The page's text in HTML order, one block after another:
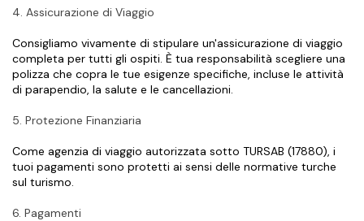
4. Assicurazione di Viaggio
Consigliamo vivamente di stipulare un'assicurazione di viaggio
completa per tutti gli ospiti. È tua responsabilità scegliere una
polizza che copra le tue esigenze specifiche, incluse le attività
di parapendio, la salute e le cancellazioni.
5. Protezione Finanziaria
Come agenzia di viaggio autorizzata sotto TURSAB (17880), i
tuoi pagamenti sono protetti ai sensi delle normative turche
sul turismo.
6. Pagamenti